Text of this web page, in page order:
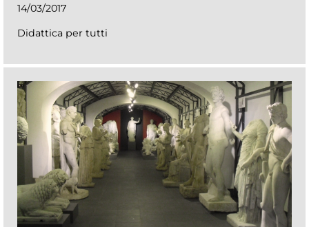
14/03/2017
Didattica per tutti